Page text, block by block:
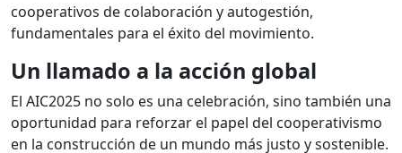
cooperativos de colaboración y autogestión,
fundamentales para el éxito del movimiento.
Un llamado a la acción global
El AIC2025 no solo es una celebración, sino también una
oportunidad para reforzar el papel del cooperativismo
en la construcción de un mundo más justo y sostenible.